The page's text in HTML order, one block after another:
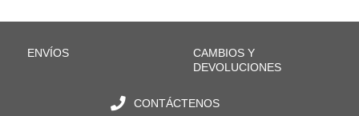
ENVÍOS
CAMBIOS Y
DEVOLUCIONES
CONTÁCTENOS